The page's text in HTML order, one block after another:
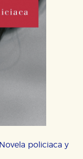
Novela policiaca y